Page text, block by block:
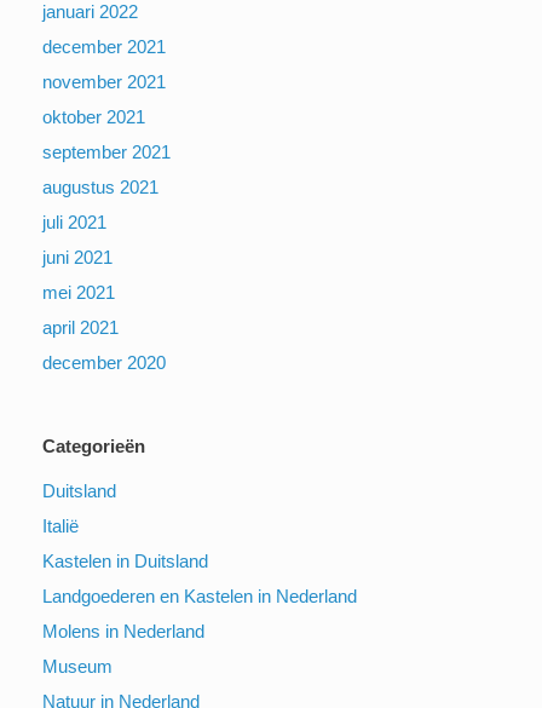
januari 2022
december 2021
november 2021
oktober 2021
september 2021
augustus 2021
juli 2021
juni 2021
mei 2021
april 2021
december 2020
Categorieën
Duitsland
Italië
Kastelen in Duitsland
Landgoederen en Kastelen in Nederland
Molens in Nederland
Museum
Natuur in Nederland